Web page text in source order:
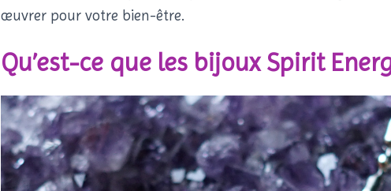
œuvrer pour votre bien-être.
Qu’est-ce que les bijoux Spirit